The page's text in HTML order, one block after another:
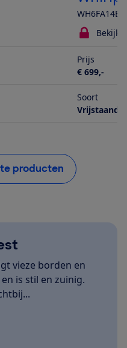
Bekijk
Prijs
€ 699,-
Soort
Vrijstaand
producten
vieze borden en
is stil en zuinig.